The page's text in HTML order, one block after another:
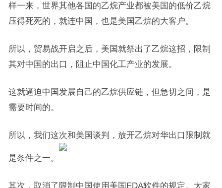
样一来，世界其他各国的乙烷产业都被美国的低价乙烷
压得死死的，就连中国，也是美国乙烷的大客户。
所以，贸易战开启之后，美国就祭出了乙烷这招，限制
其对中国的出口，阻止中国化工产业的发展。
这就逼迫中国发展自己的乙烷供应链，但急切之间，是
需要时间的。
所以，我们这次和美国谈判，放开乙烷对华出口限制就
是条件之一。
其次，取消了限制中国使用美国EDA软件的规定。大家